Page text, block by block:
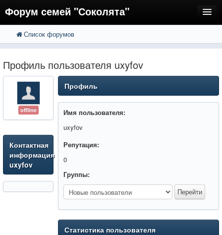
Форум семей "Соколята"
FAQ
Регистрация
Вход
Список форумов
Профиль пользователя uxyfov
offline
Контактная
информация
uxyfov
Профиль
Имя пользователя:
uxyfov
Репутация:
0
Группы:
Статистика пользователя